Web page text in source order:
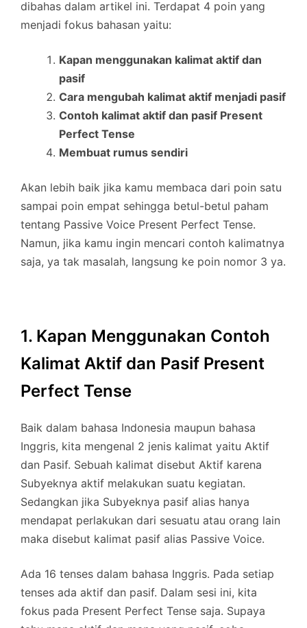
dibahas dalam artikel ini. Terdapat 4 poin yang
menjadi fokus bahasan yaitu:
Kapan menggunakan kalimat aktif dan
pasif
Cara mengubah kalimat aktif menjadi pasif
Contoh kalimat aktif dan pasif Present
Perfect Tense
Membuat rumus sendiri
Akan lebih baik jika kamu membaca dari poin satu
sampai poin empat sehingga betul-betul paham
tentang Passive Voice Present Perfect Tense.
Namun, jika kamu ingin mencari contoh kalimatnya
saja, ya tak masalah, langsung ke poin nomor 3 ya.
1. Kapan Menggunakan Contoh
Kalimat Aktif dan Pasif Present
Perfect Tense
Baik dalam bahasa Indonesia maupun bahasa
Inggris, kita mengenal 2 jenis kalimat yaitu Aktif
dan Pasif. Sebuah kalimat disebut Aktif karena
Subyeknya aktif melakukan suatu kegiatan.
Sedangkan jika Subyeknya pasif alias hanya
mendapat perlakukan dari sesuatu atau orang lain
maka disebut kalimat pasif alias Passive Voice.
Ada 16 tenses dalam bahasa Inggris. Pada setiap
tenses ada aktif dan pasif. Dalam sesi ini, kita
fokus pada Present Perfect Tense saja. Supaya